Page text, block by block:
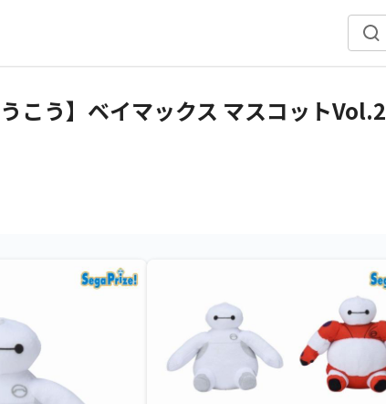
こう】ベイマックス マスコットVol.2